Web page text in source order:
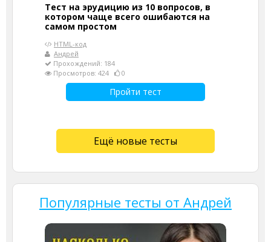
Тест на эрудицию из 10 вопросов, в
котором чаще всего ошибаются на
самом простом
HTML-код
Андрей
Прохождений: 184
Просмотров: 424
0
Пройти тест
Ещё новые тесты
Популярные тесты от Андрей